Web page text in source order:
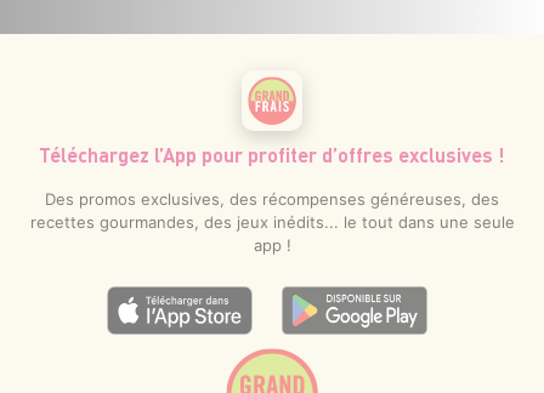
Téléchargez l’App pour profiter d’offres exclusives !
Des promos exclusives, des récompenses généreuses, des
recettes gourmandes, des jeux inédits... le tout dans une seule
app !